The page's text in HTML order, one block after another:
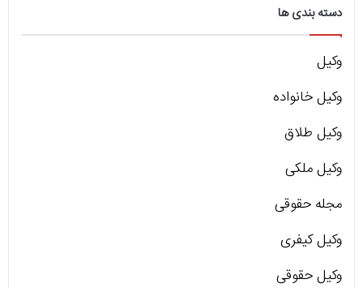
دسته بندی ها
وکیل
وکیل خانواده
وکیل طلاق
وکیل ملکی
مجله حقوقی
وکیل کیفری
وکیل حقوقی